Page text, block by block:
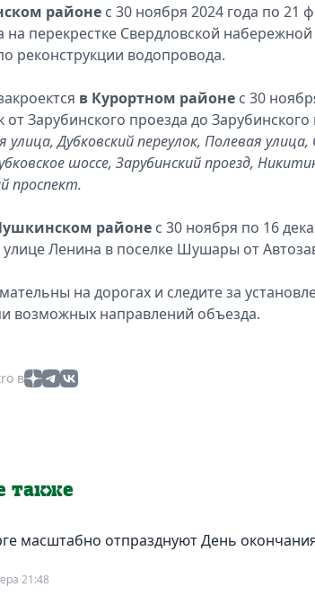
районе с 30 ноября 2024 года по 21
на перекрестке Свердловской
реконструкции водопровода.
в Курортном районе с 30
от Зарубинского проезда до Зарубинского
улица, Дубковский переулок, Полевая
шоссе, Зарубинский проезд,
проспект.
районе с 30 ноября по 16
Ленина в поселке Шушары от
на дорогах и следите за
возможных направлений объезда.
в
также
масштабно отпразднуют День
21:48